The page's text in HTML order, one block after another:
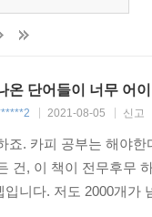
수가 엄청나기 때문
노동 시간이 대폭 단축
지어 유튜브에 올릴
온 단어들이 너무 어
2021-08-05 신고
죠. 카피 공부는 해야
건, 이 책이 전무후무
입니다. 저도 2000개